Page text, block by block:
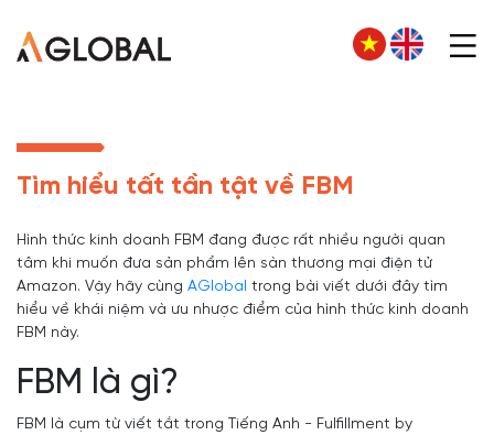
Tìm hiểu tất tần tật về FBM
Hình thức kinh doanh FBM đang được rất nhiều người quan
tâm khi muốn đưa sản phẩm lên sàn thương mại điện tử
Amazon. Vậy hãy cùng AGlobal trong bài viết dưới đây tìm
hiểu về khái niệm và ưu nhược điểm của hình thức kinh doanh
FBM này.
FBM là gì?
FBM là cụm từ viết tắt trong Tiếng Anh - Fulfillment by